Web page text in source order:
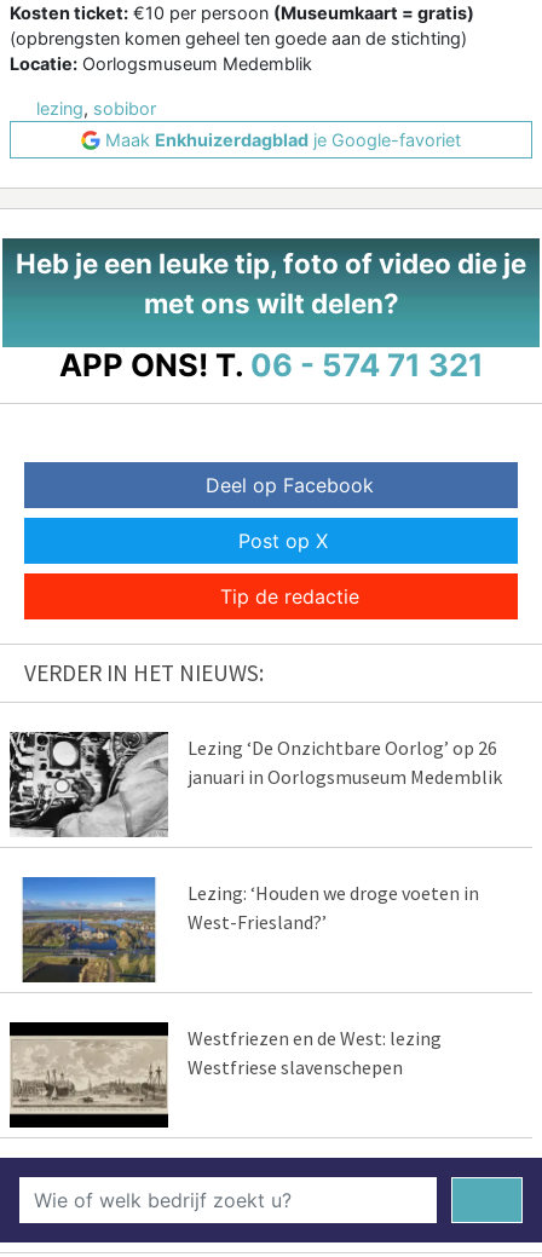
Kosten ticket: €10 per persoon (Museumkaart = gratis)
(opbrengsten komen geheel ten goede aan de stichting)
Locatie: Oorlogsmuseum Medemblik
lezing, sobibor
Maak Enkhuizerdagblad je Google-favoriet
Heb je een leuke tip, foto of video die je
met ons wilt delen?
APP ONS! T. 06 - 574 71 321
Deel op Facebook
Post op X
Tip de redactie
VERDER IN HET NIEUWS:
Lezing ‘De Onzichtbare Oorlog’ op 26
januari in Oorlogsmuseum Medemblik
Lezing: ‘Houden we droge voeten in
West-Friesland?’
Westfriezen en de West: lezing
Westfriese slavenschepen